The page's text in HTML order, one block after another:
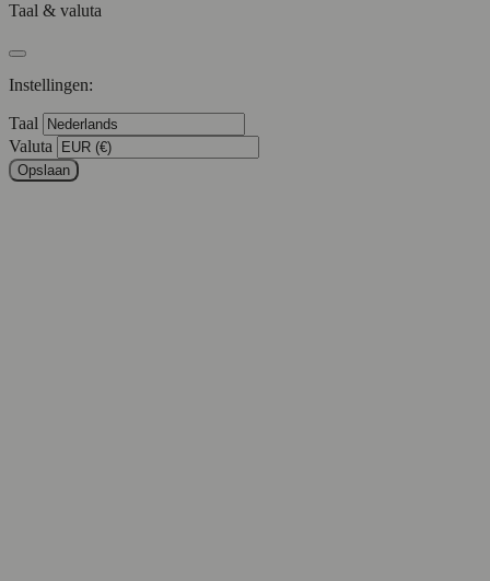
Taal & valuta
Instellingen:
Taal
Valuta
Opslaan